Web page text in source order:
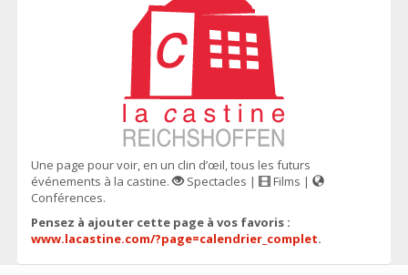
Une page pour voir, en un clin d’œil, tous les futurs
événements à la castine.
Spectacles |
Films |
Conférences.
Pensez à ajouter cette page à vos favoris :
www.lacastine.com/?page=calendrier_complet.